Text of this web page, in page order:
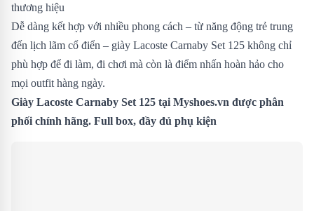
thương hiệu
Dễ dàng kết hợp với nhiều phong cách – từ năng động trẻ trung
đến lịch lãm cổ điển – giày Lacoste Carnaby Set 125 không chỉ
phù hợp để đi làm, đi chơi mà còn là điểm nhấn hoàn hảo cho
mọi outfit hàng ngày.
Giày Lacoste Carnaby Set 125 tại Myshoes.vn được phân
phối chính hãng. Full box, đầy đủ phụ kiện